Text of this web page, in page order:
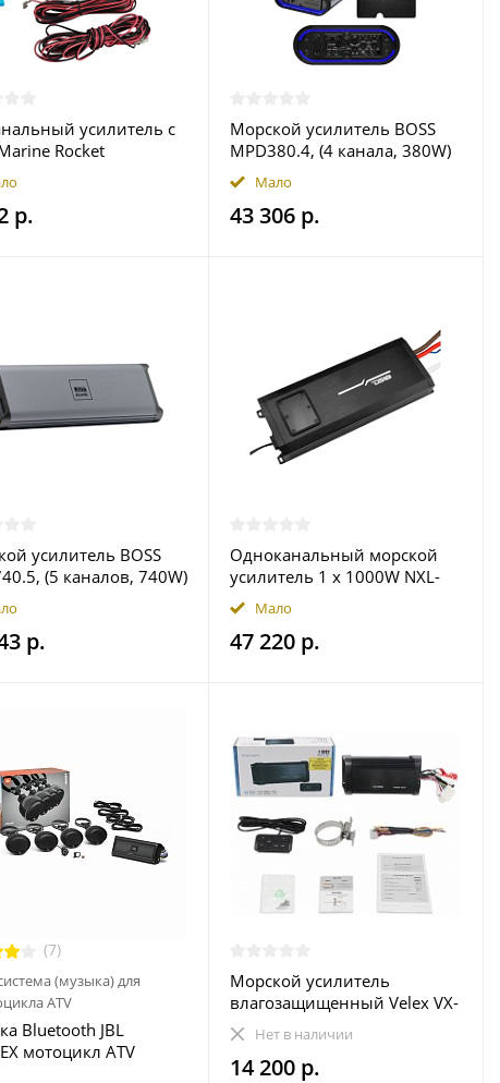
усилитель с
Rocket
р.
Морской усилитель BOSS
MPD380.4, (4 канала, 380W)
Мало
43 306 р.
усилитель BOSS
(5 каналов, 740W)
р.
Одноканальный морской
усилитель 1 x 1000W NXL-
X1000.1D, DS18
Мало
47 220 р.
(7)
(музыка) для
ATV
Bluetooth JBL
мотоцикл ATV
Морской усилитель
влагозащищенный Velex VX-
502Нет в наличии
14 200 р.